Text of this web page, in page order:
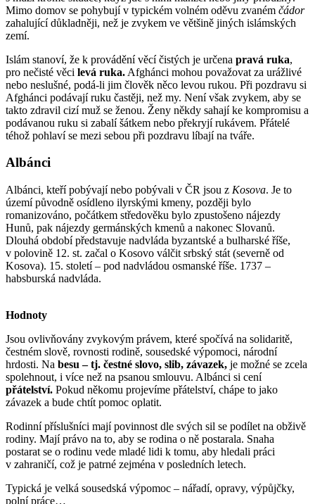
Mimo domov se pohybují v typickém volném oděvu zvaném čádor
zahalující důkladněji, než je zvykem ve většině jiných islámských
zemí.
Islám stanoví, že k provádění věcí čistých je určena pravá ruka,
pro nečisté věci levá ruka. Afghánci mohou považovat za urážlivé
nebo neslušné, podá-li jim člověk něco levou rukou. Při pozdravu si
Afghánci podávají ruku častěji, než my. Není však zvykem, aby se
takto zdravil cizí muž se ženou. Ženy někdy sahají ke kompromisu a
podávanou ruku si zabalí šátkem nebo překryjí rukávem. Přátelé
téhož pohlaví se mezi sebou při pozdravu líbají na tváře.
Albánci
Albánci, kteří pobývají nebo pobývali v ČR jsou z Kosova. Je to
území původně osídleno ilyrskými kmeny, později bylo
romanizováno, počátkem středověku bylo zpustošeno nájezdy
Hunů, pak nájezdy germánských kmenů a nakonec Slovanů.
Dlouhá období představuje nadvláda byzantské a bulharské říše,
v polovině 12. st. začal o Kosovo válčit srbský stát (severně od
Kosova). 15. století – pod nadvládou osmanské říše. 1737 –
habsburská nadvláda.
Hodnoty
Jsou ovlivňovány zvykovým právem, které spočívá na solidaritě,
čestném slově, rovnosti rodině, sousedské výpomoci, národní
hrdosti. Na besu – tj. čestné slovo, slib, závazek, je možné se zcela
spolehnout, i více než na psanou smlouvu. Albánci si cení
přátelství. Pokud někomu projevíme přátelství, chápe to jako
závazek a bude chtít pomoc oplatit.
Rodinní příslušníci mají povinnost dle svých sil se podílet na obživě
rodiny. Mají právo na to, aby se rodina o ně postarala. Snaha
postarat se o rodinu vede mladé lidi k tomu, aby hledali práci
v zahraničí, což je patrné zejména v posledních letech.
Typická je velká sousedská výpomoc – nářadí, opravy, výpůjčky,
polní práce…